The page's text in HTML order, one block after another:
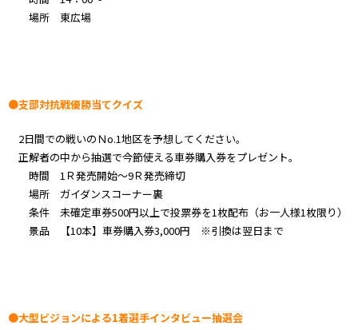
場所 東広場
●支部対抗戦優勝当てクイズ
2日間での戦いのＮo.1地区を予想してください。
正解者の中から抽選で今節使える車券購入券をプレゼント。
時間 1Ｒ発売開始～9Ｒ発売締切
場所 ガイダンスコーナー裏
条件 未確定車券500円以上で投票券を1枚配布（お一人様1枚限り）
景品 【10本】車券購入券3,000円 ※引換は翌日まで
●大型ビジョンによる1着選手インタビュー抽選会